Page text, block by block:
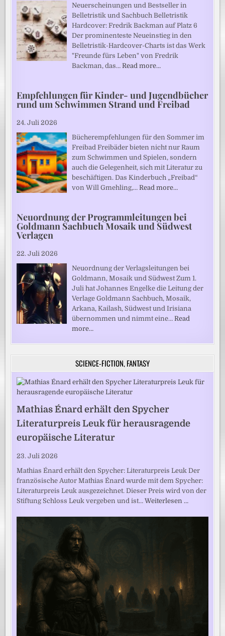
Neuerscheinungen und Bestseller in
Belletristik und Sachbuch Belletristik
Hardcover: Fredrik Backman auf Platz 6
Der prominenteste Neueinstieg in den
Belletristik-Hardcover-Charts ist das Werk
"Freunde fürs Leben" von Fredrik
Backman, das…Read more…
Empfehlungen für Kinder- und Jugendbücher
rund um Schwimmen Strand und Freibad
24. Juli 2026
Bücherempfehlungen für den Sommer im
Freibad Freibäder bieten nicht nur Raum
zum Schwimmen und Spielen, sondern
auch die Gelegenheit, sich mit Literatur zu
beschäftigen. Das Kinderbuch „Freibad“
von Will Gmehling,…Read more…
Neuordnung der Programmleitungen bei
Goldmann Sachbuch Mosaik und Südwest
Verlagen
22. Juli 2026
Neuordnung der Verlagsleitungen bei
Goldmann, Mosaik und Südwest Zum 1.
Juli hat Johannes Engelke die Leitung der
Verlage Goldmann Sachbuch, Mosaik,
Arkana, Kailash, Südwest und Irisiana
übernommen und nimmt eine…Read
more…
SCIENCE-FICTION, FANTASY
Mathias Énard erhält den Spycher
Literaturpreis Leuk für herausragende
europäische Literatur
23. Juli 2026
Mathias Énard erhält den Spycher: Literaturpreis Leuk Der
französische Autor Mathias Énard wurde mit dem Spycher:
Literaturpreis Leuk ausgezeichnet. Dieser Preis wird von der
Stiftung Schloss Leuk vergeben und ist…Weiterlesen …